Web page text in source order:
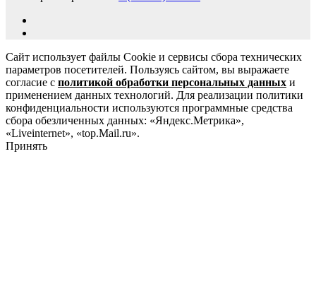
Сайт использует файлы Cookie и сервисы сбора технических
параметров посетителей. Пользуясь сайтом, вы выражаете
согласие с политикой обработки персональных данных и
применением данных технологий. Для реализации политики
конфиденциальности используются программные средства
сбора обезличенных данных: «Яндекс.Метрика»,
«Liveinternet», «top.Mail.ru».
Принять